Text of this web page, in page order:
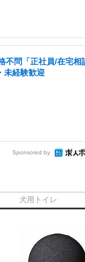
不問「正社員/在宅相
未経験歓迎
Sponsored by
犬用トイレ